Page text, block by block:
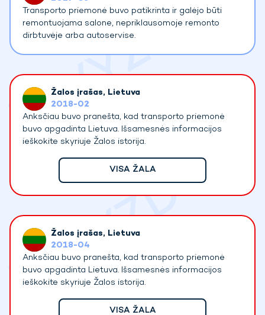
Transporto priemonė buvo patikrinta ir galėjo būti
remontuojama salone, nepriklausomoje remonto
dirbtuvėje arba autoservise.
Žalos įrašas, Lietuva
2018-02
Anksčiau buvo pranešta, kad transporto priemonė
buvo apgadinta Lietuva. Išsamesnės informacijos
ieškokite skyriuje Žalos istorija.
VISA ŽALA
Žalos įrašas, Lietuva
2018-04
Anksčiau buvo pranešta, kad transporto priemonė
buvo apgadinta Lietuva. Išsamesnės informacijos
ieškokite skyriuje Žalos istorija.
VISA ŽALA